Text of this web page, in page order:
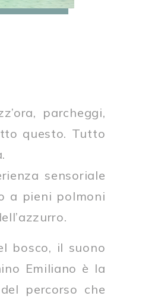
parcheggi,
questo. Tutto
sensoriale
a pieni polmoni
bosco, il suono
Emiliano è la
percorso che